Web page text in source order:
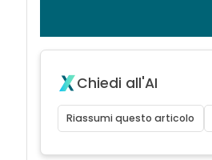
Chiedi all'AI
Riassumi questo articolo